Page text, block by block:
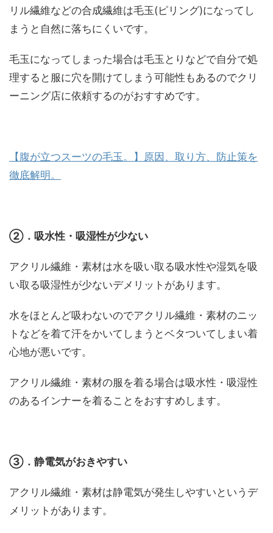
リル繊維などの合成繊維は毛玉(ピリング)になってし
まうと自然に落ちにくいです。
毛玉になってしまった場合は毛玉とりなどで自分で処
理すると服に穴を開けてしまう可能性もあるのでクリ
ーニング店に依頼するのがおすすめです。
【腹が立つスーツの毛玉。】原因、取り方、防止策を
徹底解明。
②．吸水性・吸湿性が少ない
アクリル繊維・素材は水を吸い取る吸水性や湿気を吸
い取る吸湿性が少ないデメリットがあります。
水をほとんど吸わないのでアクリル繊維・素材のニッ
トなどを着て汗をかいてしまうとベタついてしまい着
心地が悪いです。
アクリル繊維・素材の服を着る場合は吸水性・吸湿性
のあるインナーを着ることをおすすめします。
③．静電気がおきやすい
アクリル繊維・素材は静電気が発生しやすいというデ
メリットがあります。